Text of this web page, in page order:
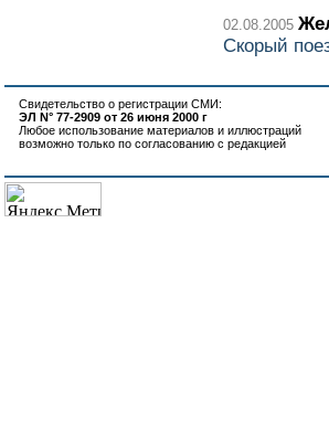
02.08.2005
Скорый
Свидетельство о регистрации СМИ:
ЭЛ N° 77-2909 от 26 июня 2000 г
Любое использование материалов и иллюстраций
возможно только по согласованию с редакцией